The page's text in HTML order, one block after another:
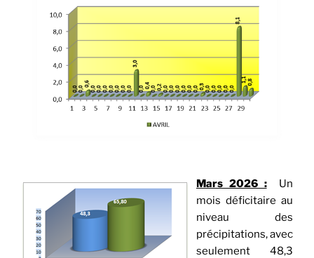
Mars 2026 :Un
mois déficitaire au
niveau des
précipitations, avec
seulement 48,3